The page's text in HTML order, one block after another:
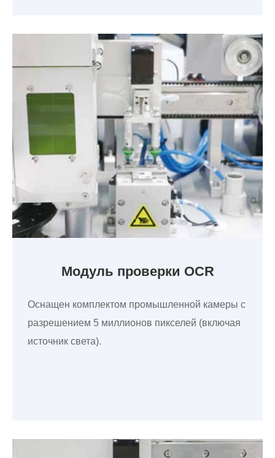
Модуль проверки OCR
Оснащен комплектом промышленной камеры с
разрешением 5 миллионов пикселей (включая
источник света).